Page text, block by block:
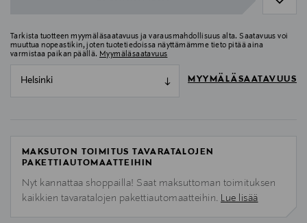
Tarkista tuotteen myymäläsaatavuus ja varausmahdollisuus alta. Saatavuus voi
muuttua nopeastikin, joten tuotetiedoissa näyttämämme tieto pitää aina
varmistaa paikan päällä. Myymäläsaatavuus
Helsinki MYYMÄLÄSAATAVUUS
MAKSUTON TOIMITUS TAVARATALOJEN
PAKETTIAUTOMAATTEIHIN
Nyt kannattaa shoppailla! Saat maksuttoman toimituksen
kaikkien tavaratalojen pakettiautomaatteihin. Lue lisää